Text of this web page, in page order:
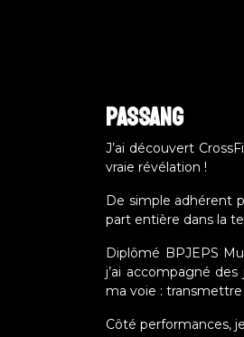
passang
J’ai découvert
vraie révélation !
De simple adhérent
part entière dans la
Diplômé BPJEPS
j’ai accompagné des
ma voie :
Côté performances,